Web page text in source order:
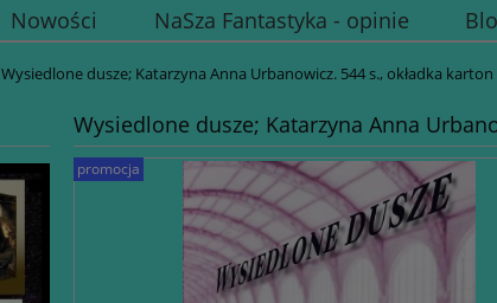
Nowości NaSza Fantastyka - opinie
Wysiedlone dusze; Katarzyna Anna Urbanowicz. 544 s., okładka
Wysiedlone dusze; Katarzyna Anna
promocja